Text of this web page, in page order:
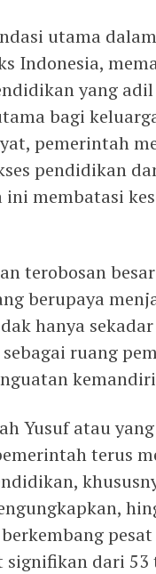
utama
Indonesia,
yang
bagi
pemerintah
pendidikan
ini membatasi
terobosan
berupaya
hanya
ruang
Yusuf atau
terus
signifikan dari